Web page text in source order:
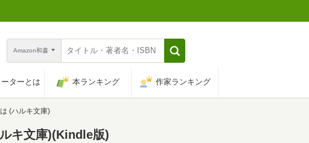
Amazon和書
ターとは 本ランキング 作家ランキング
(ハルキ文庫)
キ文庫)(Kindle版)